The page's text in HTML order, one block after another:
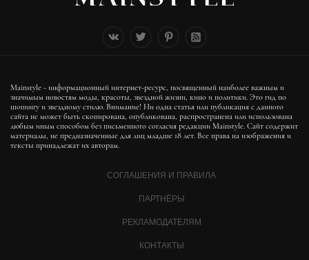
Mainstyle - информационный интернет-ресурс, посвященный наиболее важным и
значимым новостям моды, красоты, звездной жизни, кино и политики. Это гид по
шопингу и звездному стилю. Внимание! Ни одна статья или публикация с данного
сайта не может быть скопирована, опубликована, распространена или использована
любым иным способом без письменного согласия редакции Mainstyle. Сайт содержит
материалы, не предназначенные для лиц младше 18 лет. Все права на изображения и
тексты принадлежат их авторам.
СОГЛАШЕНИЯ И ПРАВИЛА
ПАРТНЁРЫ
РЕКЛАМОДАТЕЛЯМ
КОНТАКТЫ